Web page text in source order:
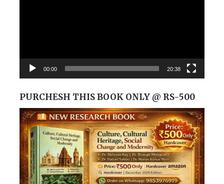
00:00 20:38
PURCHESH THIS BOOK ONLY @ RS-500